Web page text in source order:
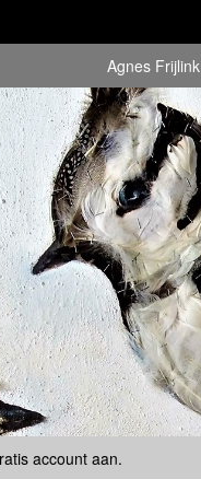
Agnes Frijlink
account aan.